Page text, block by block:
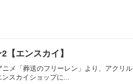
【エンスカイ】
メ「葬送のフリーレン」より、アクリル
スカイショップに...